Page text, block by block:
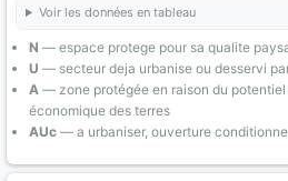
Voir les données en tableau
N — espace protege pour sa qualite
U — secteur deja urbanise ou desservi
A — zone protégée en raison du
économique des terres
AUc — a urbaniser, ouverture